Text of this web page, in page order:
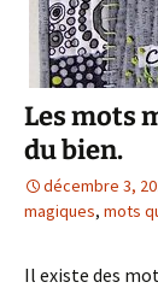
Les mots
du bien.
décembre 3,
magiques, mots
Il existe des